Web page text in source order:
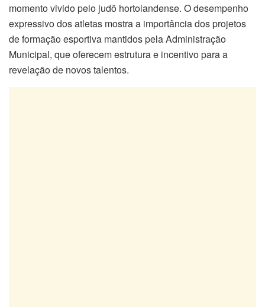
momento vivido pelo judô hortolandense. O desempenho
expressivo dos atletas mostra a importância dos projetos
de formação esportiva mantidos pela Administração
Municipal, que oferecem estrutura e incentivo para a
revelação de novos talentos.